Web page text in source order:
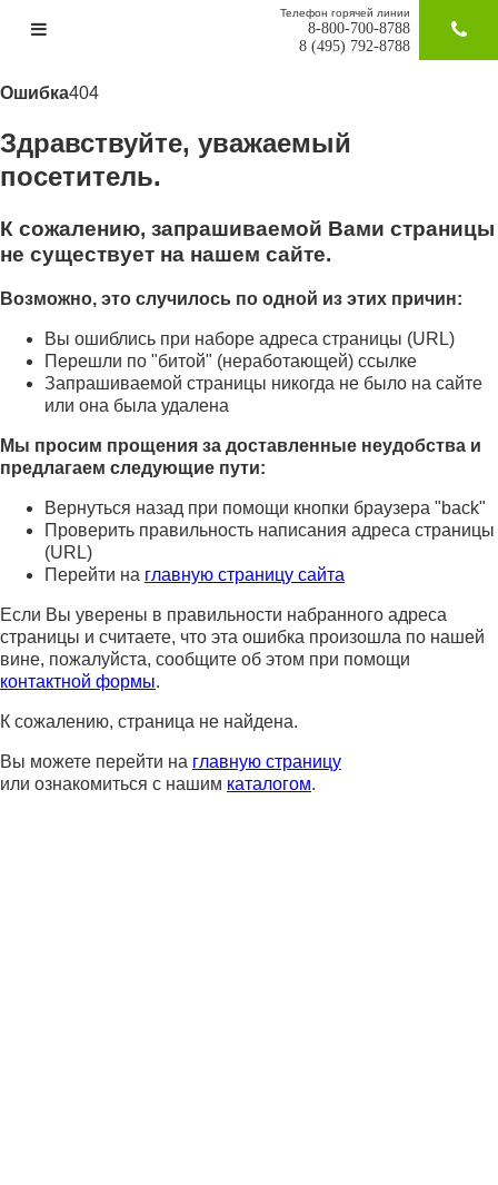
Телефон горячей линии
8-800-700-8788
8 (495) 792-8788
Ошибка404
Здравствуйте, уважаемый
посетитель.
К сожалению, запрашиваемой Вами страницы
не существует на нашем сайте.
Возможно, это случилось по одной из этих причин:
Вы ошиблись при наборе адреса страницы (URL)
Перешли по "битой" (неработающей) ссылке
Запрашиваемой страницы никогда не было на сайте
или она была удалена
Мы просим прощения за доставленные неудобства и
предлагаем следующие пути:
Вернуться назад при помощи кнопки браузера "back"
Проверить правильность написания адреса страницы
(URL)
Перейти на главную страницу сайта
Если Вы уверены в правильности набранного адреса
страницы и считаете, что эта ошибка произошла по нашей
вине, пожалуйста, сообщите об этом при помощи
контактной формы.
К сожалению, страница не найдена.
Вы можете перейти на главную страницу
или ознакомиться с нашим каталогом.